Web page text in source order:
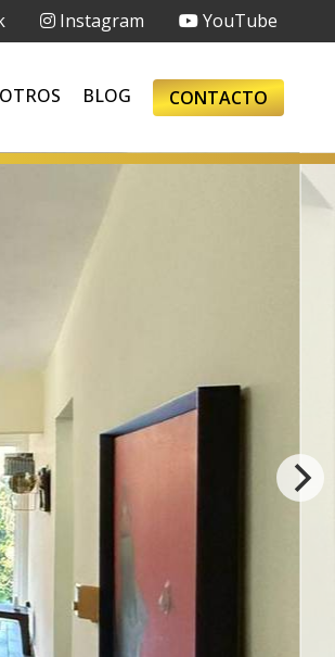
Instagram YouTube
BLOG CONTACTO